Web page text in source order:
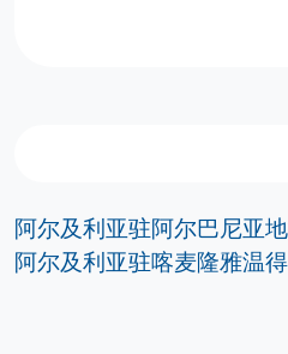
阿尔及利亚驻阿尔巴尼亚
阿尔及利亚驻喀麦隆雅温